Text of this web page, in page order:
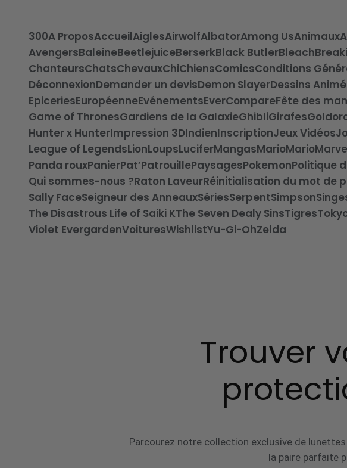
300A ProposAccueilAiglesAirwolfAlbatorAmong UsAnimaux
AvengersBaleineBeetlejuiceBerserkBlack ButlerBleach
ChanteursChatsChevauxChiChiensComicsConditions
DéconnexionDemander un devisDemon SlayerDessins
EpiceriesEuropéenneEvénementsEverCompareFête des
Game of ThronesGardiens de la GalaxieGhibliGirafes
Hunter x HunterImpression 3DIndienInscriptionJeux Vidéos
League of LegendsLionLoupsLuciferMangasMarioMario
Panda rouxPanierPat’PatrouillePaysagesPokemonPolitique
Qui sommes-nous ?Raton LaveurRéinitialisation du mot de
Sally FaceSeigneur des AnneauxSériesSerpentSimpson
The Disastrous Life of Saiki KThe Seven Dealy SinsTigres
Violet EvergardenVoituresWishlistYu-Gi-OhZelda
Trouver
Parcourez notre collection exclusive de
la paire parfaite